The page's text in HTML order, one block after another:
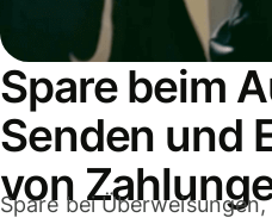
Spare beim
Senden und
von
Spare bei